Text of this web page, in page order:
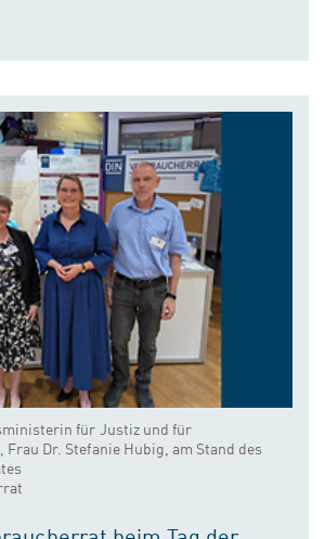
für Justiz und für
Dr. Stefanie Hubig, am Stand des